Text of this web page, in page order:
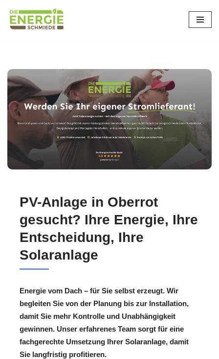
Zum
PV-Anlage in Oberrot
gesucht? Ihre Energie, Ihre
Entscheidung, Ihre
Solaranlage
Energie vom Dach – für Sie selbst erzeugt. Wir
begleiten Sie von der Planung bis zur Installation,
damit Sie mehr Kontrolle und Unabhängigkeit
gewinnen. Unser erfahrenes Team sorgt für eine
fachgerechte Umsetzung Ihrer Solaranlage, damit
Sie langfristig profitieren.